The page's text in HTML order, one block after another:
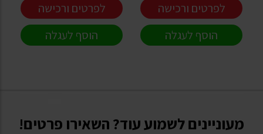
לפרטים ורכישה
הוסף לעגלה
לפרטים ורכישה
הוסף לעגלה
מעוניינים לשמוע עוד? השאירו פרטים!